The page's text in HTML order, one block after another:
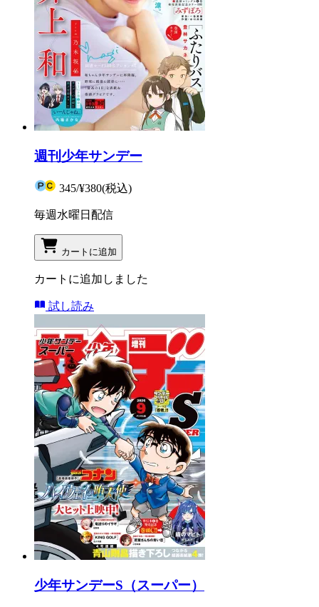
週刊少年サンデー
345/¥380(税込)
毎週水曜日配信
カートに追加
カートに追加しました
試し読み
少年サンデーS（スーパー）